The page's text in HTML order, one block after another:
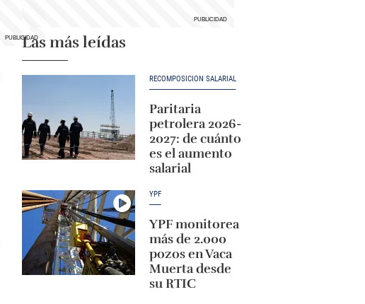
Las más leídas
RECOMPOSICIÓN SALARIAL
Paritaria
petrolera 2026-
2027: de cuánto
es el aumento
salarial
YPF
YPF monitorea
más de 2.000
pozos en Vaca
Muerta desde
su RTIC